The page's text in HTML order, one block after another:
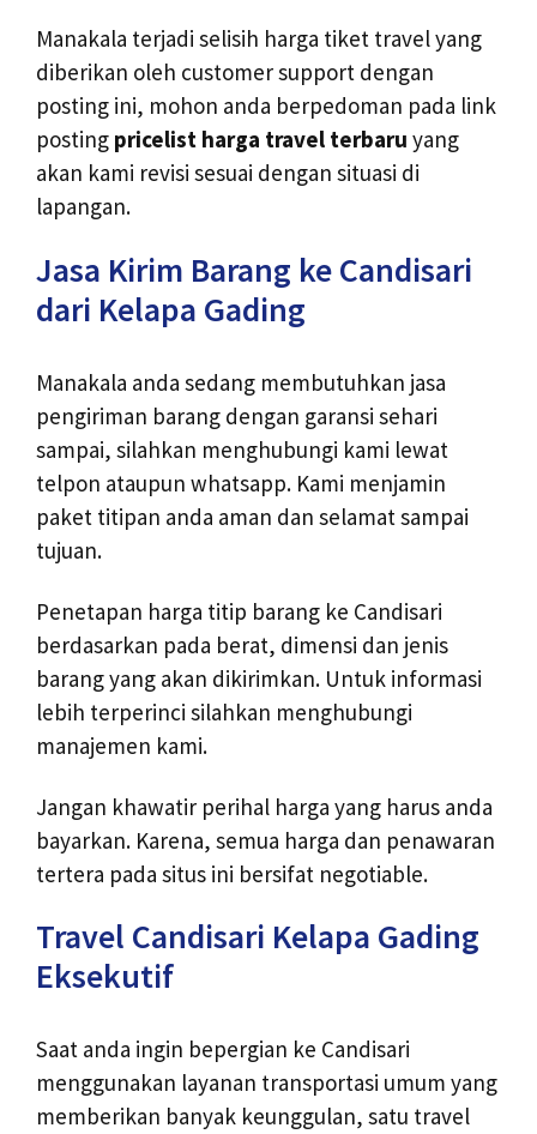
Manakala terjadi selisih harga tiket travel yang
diberikan oleh customer support dengan
posting ini, mohon anda berpedoman pada link
posting pricelist harga travel terbaru yang
akan kami revisi sesuai dengan situasi di
lapangan.
Jasa Kirim Barang ke Candisari
dari Kelapa Gading
Manakala anda sedang membutuhkan jasa
pengiriman barang dengan garansi sehari
sampai, silahkan menghubungi kami lewat
telpon ataupun whatsapp. Kami menjamin
paket titipan anda aman dan selamat sampai
tujuan.
Penetapan harga titip barang ke Candisari
berdasarkan pada berat, dimensi dan jenis
barang yang akan dikirimkan. Untuk informasi
lebih terperinci silahkan menghubungi
manajemen kami.
Jangan khawatir perihal harga yang harus anda
bayarkan. Karena, semua harga dan penawaran
tertera pada situs ini bersifat negotiable.
Travel Candisari Kelapa Gading
Eksekutif
Saat anda ingin bepergian ke Candisari
menggunakan layanan transportasi umum yang
memberikan banyak keunggulan, satu travel